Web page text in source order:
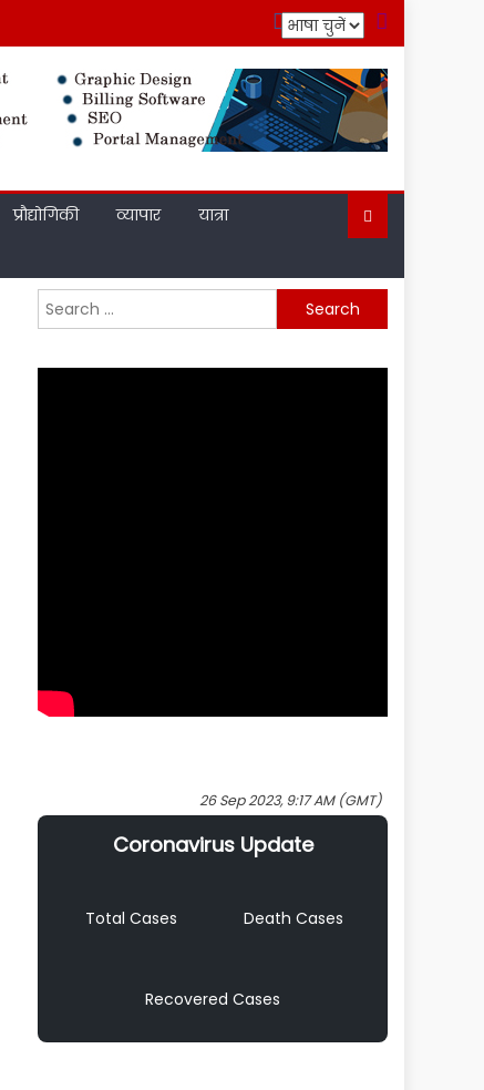
प्रौद्योगिकी व्यापार
यात्रा
Search
for:
26 Sep 2023, 9:17 AM (GMT)
Coronavirus Update
Total Cases Death Cases
Recovered Cases